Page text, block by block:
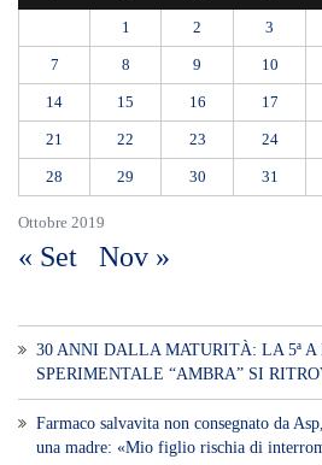
Ottobre 2019
1 2 3
7 8 9 10
14 15 16 17
21 22 23 24
28 29 30 31
« Set Nov »
30 ANNI DALLA MATURITÀ: LA 5ª A
SPERIMENTALE “AMBRA” SI
Farmaco salvavita non consegnato da
una madre: «Mio figlio rischia di